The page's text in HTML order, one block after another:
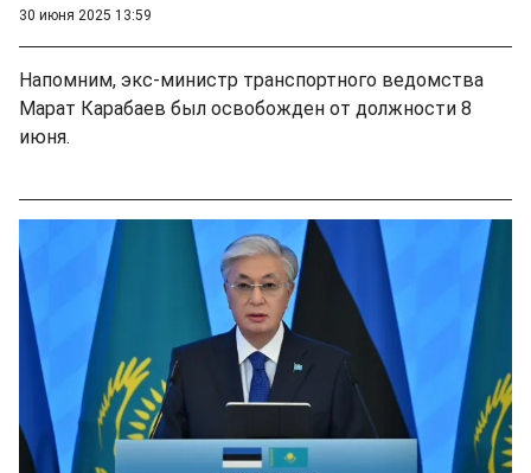
30 июня 2025 13:59
Напомним, экс-министр транспортного ведомства
Марат Карабаев был освобожден от должности 8
июня.